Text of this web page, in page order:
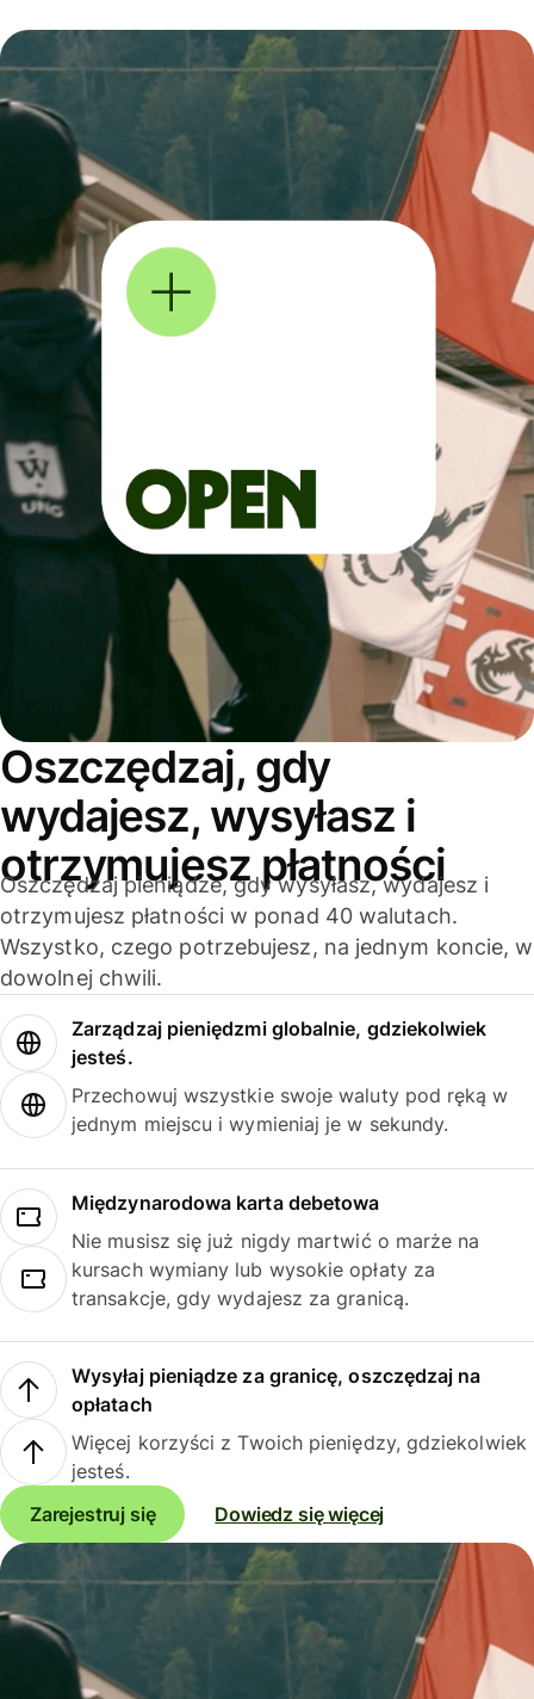
Oszczędzaj, gdy
wydajesz, wysyłasz i
otrzymujesz płatności
Oszczędzaj pieniądze, gdy wysyłasz, wydajesz i
otrzymujesz płatności w ponad 40 walutach.
Wszystko, czego potrzebujesz, na jednym koncie, w
dowolnej chwili.
Zarządzaj pieniędzmi globalnie, gdziekolwiek
jesteś.
Przechowuj wszystkie swoje waluty pod ręką w
jednym miejscu i wymieniaj je w sekundy.
Międzynarodowa karta debetowa
Nie musisz się już nigdy martwić o marże na
kursach wymiany lub wysokie opłaty za
transakcje, gdy wydajesz za granicą.
Wysyłaj pieniądze za granicę, oszczędzaj na
opłatach
Więcej korzyści z Twoich pieniędzy, gdziekolwiek
jesteś.
Zarejestruj się
Dowiedz się więcej